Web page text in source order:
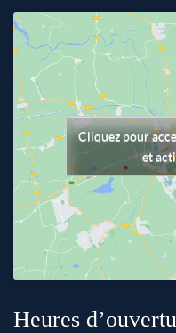
Cliquez pour
et
Heures